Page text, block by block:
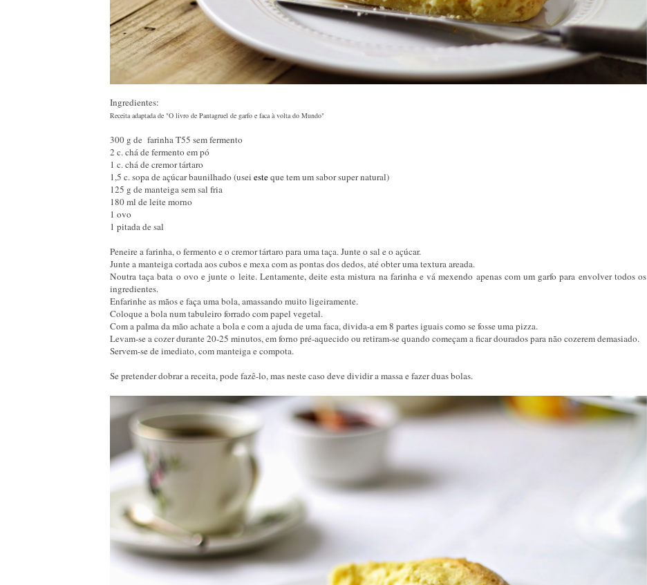
Ingredientes:
Receita adaptada de "O livro de Pantagruel de garfo e faca à volta do Mundo"
300 g de farinha T55 sem fermento
2 c. chá de fermento em pó
1 c. chá de cremor tártaro
1,5 c. sopa de açúcar baunilhado (usei esteque tem um sabor super natural)
125 g de manteiga sem sal fria
180 ml de leite morno
1 ovo
1 pitada de sal
Peneire a farinha, o fermento e o cremor tártaro para uma taça. Junte o sal e o açúcar.
Junte a manteiga cortada aos cubos e mexa com as pontas dos dedos, até obter uma textura areada.
Noutra taça bata o ovo e junte o leite. Lentamente, deite esta mistura na farinha e vá mexendo apenas com um garfo para envolver todos os
ingredientes.
Enfarinhe as mãos e faça uma bola, amassando muito ligeiramente.
Coloque a bola num tabuleiro forrado com papel vegetal.
Com a palma da mão achate a bola e com a ajuda de uma faca, divida-a em 8 partes iguais como se fosse uma pizza.
Levam-se a cozer durante 20-25 minutos, em forno pré-aquecido ou retiram-se quando começam a ficar dourados para não cozerem demasiado.
Servem-se de imediato, com manteiga e compota.
Se pretender dobrar a receita, pode fazê-lo, mas neste caso deve dividir a massa e fazer duas bolas.